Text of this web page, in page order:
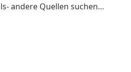
andere Quellen suchen…